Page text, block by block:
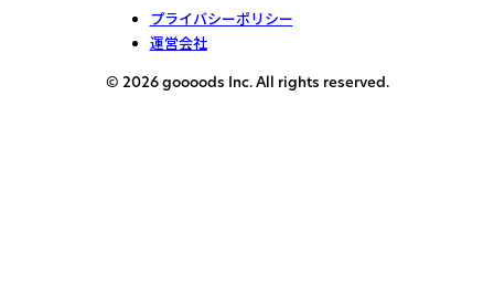
プライバシーポリシー
運営会社
© 2026 goooods Inc. All rights reserved.